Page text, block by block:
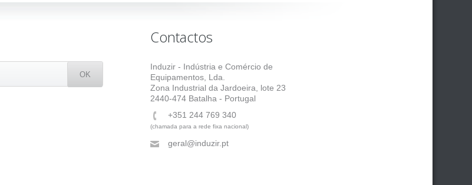
Contactos
Induzir - Indústria e Comércio de
Equipamentos, Lda.
Zona Industrial da Jardoeira, lote 23
2440-474 Batalha - Portugal
+351 244 769 340
(chamada para a rede fixa nacional)
geral@induzir.pt